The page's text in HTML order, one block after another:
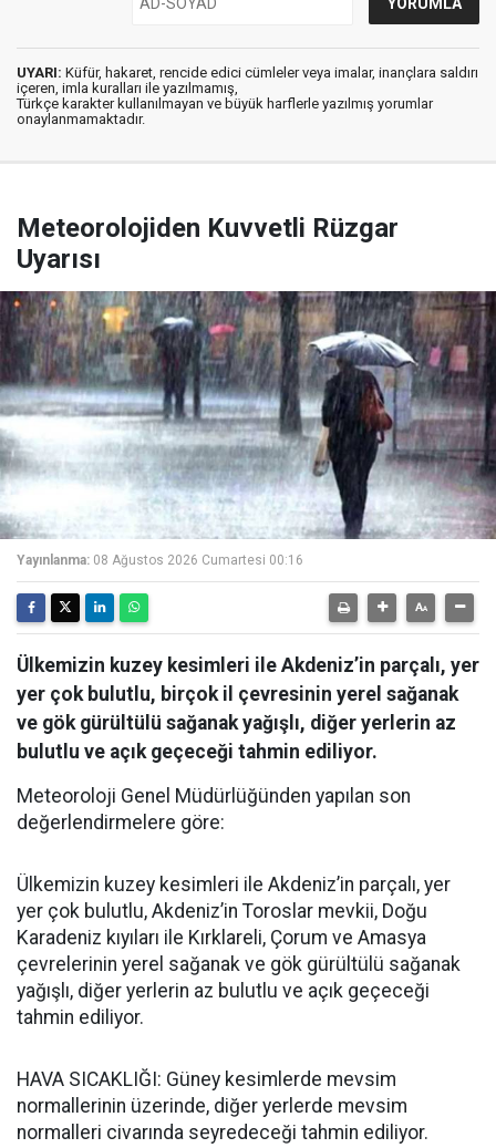
UYARI: Küfür, hakaret, rencide edici cümleler veya imalar, inançlara saldırı
içeren, imla kuralları ile yazılmamış,
Türkçe karakter kullanılmayan ve büyük harflerle yazılmış yorumlar
onaylanmamaktadır.
Meteorolojiden Kuvvetli Rüzgar
Uyarısı
Yayınlanma: 08 Ağustos 2026 Cumartesi 00:16
Ülkemizin kuzey kesimleri ile Akdeniz’in parçalı, yer
yer çok bulutlu, birçok il çevresinin yerel sağanak
ve gök gürültülü sağanak yağışlı, diğer yerlerin az
bulutlu ve açık geçeceği tahmin ediliyor.
Meteoroloji Genel Müdürlüğünden yapılan son
değerlendirmelere göre:
Ülkemizin kuzey kesimleri ile Akdeniz’in parçalı, yer
yer çok bulutlu, Akdeniz’in Toroslar mevkii, Doğu
Karadeniz kıyıları ile Kırklareli, Çorum ve Amasya
çevrelerinin yerel sağanak ve gök gürültülü sağanak
yağışlı, diğer yerlerin az bulutlu ve açık geçeceği
tahmin ediliyor.
HAVA SICAKLIĞI: Güney kesimlerde mevsim
normallerinin üzerinde, diğer yerlerde mevsim
normalleri civarında seyredeceği tahmin ediliyor.